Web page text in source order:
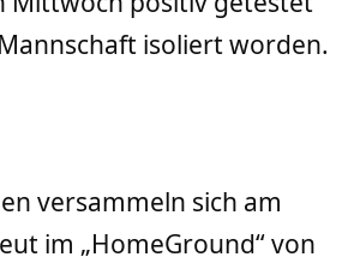
isoliert worden.
versammeln sich am
im „HomeGround“ von